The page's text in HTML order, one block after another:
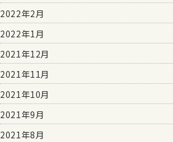
2022年2月
2022年1月
2021年12月
2021年11月
2021年10月
2021年9月
2021年8月